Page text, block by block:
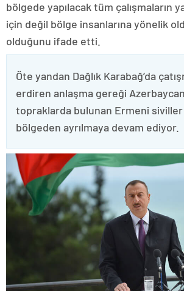
bölgede yapılacak tüm çalışmaların
için değil bölge insanlarına yönelik
olduğunu ifade etti.
Öte yandan Dağlık Karabağ’da
erdiren anlaşma gereği
topraklarda bulunan Ermeni
bölgeden ayrılmaya devam ediyor.